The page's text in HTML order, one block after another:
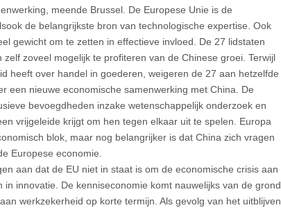
meende Brussel. De Europese Unie is de
de belangrijkste bron van technologische expertise. Ook
gewicht om te zetten in effectieve invloed. De 27 lidstaten
zoveel mogelijk te profiteren van de Chinese groei. Terwijl
heeft over handel in goederen, weigeren de 27 aan hetzelfde
een nieuwe economische samenwerking met China. De
bevoegdheden inzake wetenschappelijk onderzoek en
vrijgeleide krijgt om hen tegen elkaar uit te spelen. Europa
blok, maar nog belangrijker is dat China zich vragen
Europese economie.
aan dat de EU niet in staat is om de economische crisis aan
innovatie. De kenniseconomie komt nauwelijks van de grond
werkzekerheid op korte termijn. Als gevolg van het uitblijven